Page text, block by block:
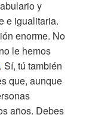
y
e igualitaria.
enorme. No
le hemos
. Sí, tú también
que, aunque
años. Debes